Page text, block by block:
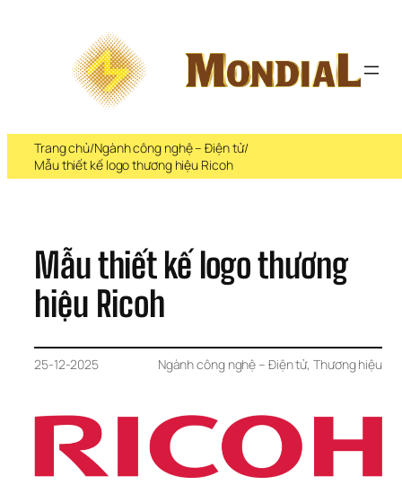
Trang chủ/Ngành công nghệ – Điện tử/
Mẫu thiết kế logo thương hiệu Ricoh
Mẫu thiết kế logo thương
hiệu Ricoh
25-12-2025 Ngành công nghệ – Điện tử, Thương hiệu